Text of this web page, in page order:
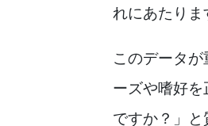
れにあたりま
このデータ
ーズや嗜好
ですか？」